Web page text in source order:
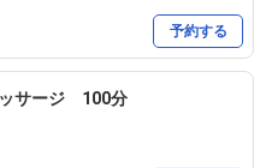
予約する
サージ 100分